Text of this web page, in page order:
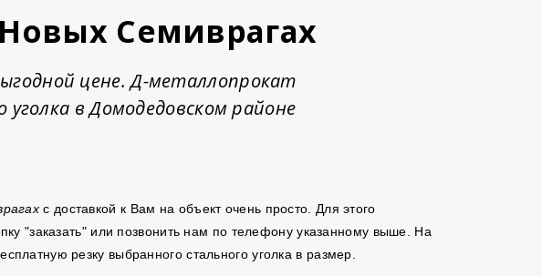
Семиврагах
цене. Д-металлопрокат
в Домодедовском районе
с доставкой к Вам на объект очень просто. Для этого
"заказать" или позвонить нам по телефону указанному выше. На
резку выбранного стального уголка в размер.